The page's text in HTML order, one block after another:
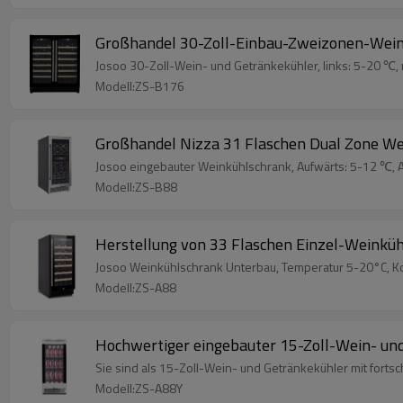
Großhandel 30-Zoll-Einbau-Zweizonen-
Josoo 30-Zoll-Wein- und Getränkekühler, links: 5-20
Modell:ZS-B176
Großhandel Nizza 31 Flaschen Dual Zone
Josoo eingebauter Weinkühlschrank, Aufwärts: 5-12 ℃,
Modell:ZS-B88
Herstellung von 33 Flaschen Einzel-
Josoo Weinkühlschrank Unterbau, Temperatur 5-20°C,
Modell:ZS-A88
Hochwertiger eingebauter 15-Zoll-Wein-
Sie sind als 15-Zoll-Wein- und Getränkekühler mit
Modell:ZS-A88Y